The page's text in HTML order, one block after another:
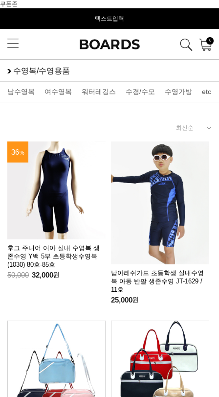
쿠폰존
텍스트입력
0
수영복/수영용품
남수영복 여수영복 워터레깅스 수경/수모 수영가방 etc
36%
후그 주니어 여아 실내 수영복 생
존수영 Y백 5부 초등학생수영복
(1030) 80호-85호
50,000 32,000원
남아레쉬가드 초등학생 실내수영
복 아동 반팔 생존수영 JT-1629 /
11호
25,000원